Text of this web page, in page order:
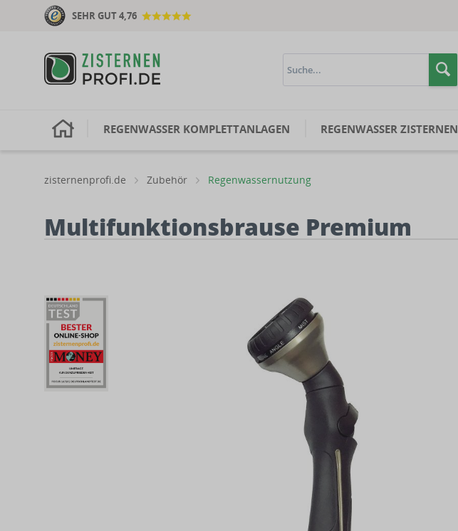
SEHR GUT 4,76
H REGENWASSER KOMPLETTANLAGEN REGENWASSER ZISTERNEN
zisternenprofi.de Zubehör Regenwassernutzung
Multifunktionsbrause Premium